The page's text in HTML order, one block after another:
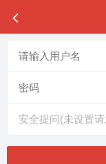
安全提问(未设置